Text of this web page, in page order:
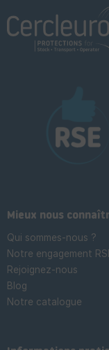
Mieux nous
Qui sommes-nous ?
Notre engagement
Rejoignez-nous
Blog
Notre catalogue